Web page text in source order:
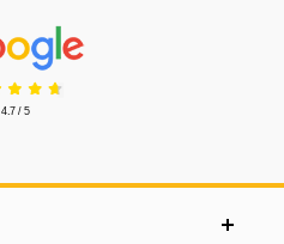
Prisjakt Anmeldelser: 4.7 Stjerne
4.7 / 5